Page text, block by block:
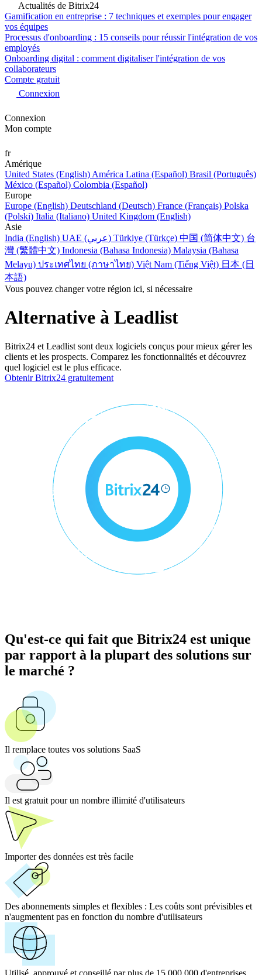
Actualités de Bitrix24
Gamification en entreprise : 7 techniques et exemples pour engager
vos équipes
Processus d'onboarding : 15 conseils pour réussir l'intégration de vos
employés
Onboarding digital : comment digitaliser l'intégration de vos
collaborateurs
Compte gratuit
Connexion
Connexion
Mon compte
fr
Amérique
United States (English) América Latina (Español) Brasil (Português)
México (Español) Colombia (Español)
Europe
Europe (English) Deutschland (Deutsch) France (Français) Polska
(Polski) Italia (Italiano) United Kingdom (English)
Asie
India (English)
UAE (عربي) Türkiye (Türkçe) 中国 (简体中文) 台
灣 (繁體中文) Indonesia (Bahasa Indonesia) Malaysia (Bahasa
Melayu) ประเทศไทย (ภาษาไทย) Việt Nam (Tiếng Việt) 日本 (日
本語)
Vous pouvez changer votre région ici, si nécessaire
Alternative à Leadlist
Bitrix24 et Leadlist sont deux logiciels conçus pour mieux gérer les
clients et les prospects. Comparez les fonctionnalités et découvrez
quel logiciel est le plus efficace.
Obtenir Bitrix24 gratuitement
Qu'est-ce qui fait que Bitrix24 est unique
par rapport à la plupart des solutions sur
le marché ?
Il remplace toutes vos solutions SaaS
Il est gratuit pour un nombre illimité d'utilisateurs
Importer des données est très facile
Des abonnements simples et flexibles : Les coûts sont prévisibles et
n'augmentent pas en fonction du nombre d'utilisateurs
Utilisé, approuvé et conseillé par plus de 15 000 000 d'entreprises